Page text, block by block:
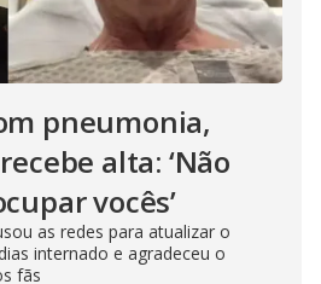
pneumonia,
alta: ‘Não
vocês’
as redes para atualizar o
internado e agradeceu o
fãs